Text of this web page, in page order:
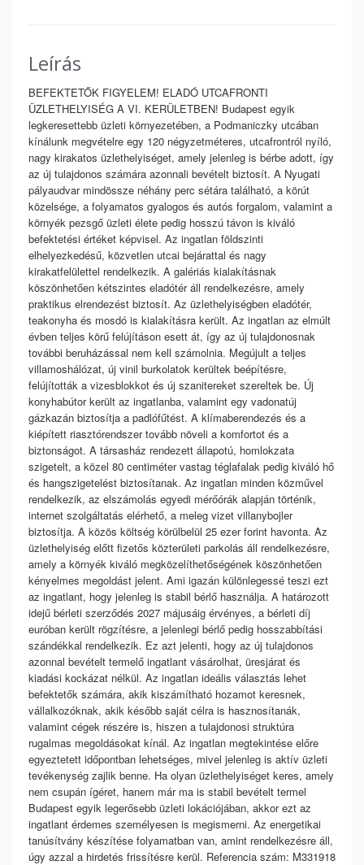
Leírás
BEFEKTETŐK FIGYELEM! ELADÓ UTCAFRONTI
ÜZLETHELYISÉG A VI. KERÜLETBEN! Budapest egyik
legkeresettebb üzleti környezetében, a Podmaniczky utcában
kínálunk megvételre egy 120 négyzetméteres, utcafrontról nyíló,
nagy kirakatos üzlethelyiséget, amely jelenleg is bérbe adott, így
az új tulajdonos számára azonnali bevételt biztosít. A Nyugati
pályaudvar mindössze néhány perc sétára található, a körút
közelsége, a folyamatos gyalogos és autós forgalom, valamint a
környék pezsgő üzleti élete pedig hosszú távon is kiváló
befektetési értéket képvisel. Az ingatlan földszinti
elhelyezkedésű, közvetlen utcai bejárattal és nagy
kirakatfelülettel rendelkezik. A galériás kialakításnak
köszönhetően kétszintes eladótér áll rendelkezésre, amely
praktikus elrendezést biztosít. Az üzlethelyiségben eladótér,
teakonyha és mosdó is kialakításra került. Az ingatlan az elmúlt
évben teljes körű felújításon esett át, így az új tulajdonosnak
további beruházással nem kell számolnia. Megújult a teljes
villamoshálózat, új vinil burkolatok kerültek beépítésre,
felújították a vizesblokkot és új szanitereket szereltek be. Új
konyhabútor került az ingatlanba, valamint egy vadonatúj
gázkazán biztosítja a padlófűtést. A klímaberendezés és a
kiépített riasztórendszer tovább növeli a komfortot és a
biztonságot. A társasház rendezett állapotú, homlokzata
szigetelt, a közel 80 centiméter vastag téglafalak pedig kiváló hő
és hangszigetelést biztosítanak. Az ingatlan minden közművel
rendelkezik, az elszámolás egyedi mérőórák alapján történik,
internet szolgáltatás elérhető, a meleg vizet villanybojler
biztosítja. A közös költség körülbelül 25 ezer forint havonta. Az
üzlethelyiség előtt fizetős közterületi parkolás áll rendelkezésre,
amely a környék kiváló megközelíthetőségének köszönhetően
kényelmes megoldást jelent. Ami igazán különlegessé teszi ezt
az ingatlant, hogy jelenleg is stabil bérlő használja. A határozott
idejű bérleti szerződés 2027 májusáig érvényes, a bérleti díj
euróban került rögzítésre, a jelenlegi bérlő pedig hosszabbítási
szándékkal rendelkezik. Ez azt jelenti, hogy az új tulajdonos
azonnal bevételt termelő ingatlant vásárolhat, üresjárat és
kiadási kockázat nélkül. Az ingatlan ideális választás lehet
befektetők számára, akik kiszámítható hozamot keresnek,
vállalkozóknak, akik később saját célra is hasznosítanák,
valamint cégek részére is, hiszen a tulajdonosi struktúra
rugalmas megoldásokat kínál. Az ingatlan megtekintése előre
egyeztetett időpontban lehetséges, mivel jelenleg is aktív üzleti
tevékenység zajlik benne. Ha olyan üzlethelyiséget keres, amely
nem csupán ígéret, hanem már ma is stabil bevételt termel
Budapest egyik legerősebb üzleti lokációjában, akkor ezt az
ingatlant érdemes személyesen is megismerni. Az energetikai
tanúsítvány készítése folyamatban van, amint rendelkezésre áll,
úgy azzal a hirdetés frissítésre kerül. Referencia szám: M331918